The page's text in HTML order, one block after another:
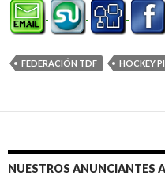
FEDERACIÓN TDF HOCKEY
NUESTROS ANUNCIANTES